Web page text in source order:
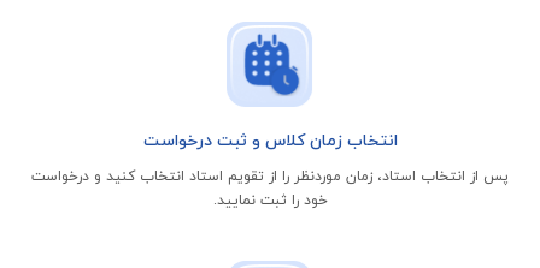
انتخاب زمان کلاس و ثبت درخواست
پس از انتخاب استاد، زمان موردنظر را از تقویم استاد انتخاب کنید و درخواست
خود را ثبت نمایید.